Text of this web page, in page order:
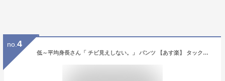
no. 4
低～平均身長さん「 チビ見えしない。」 パンツ 【あす楽】 タックパンツ レディース タック ワイドパンツ ワイド ロング ボトム 低身長 体型カバー ボトムス ストレート ズボン ハイウエスト ストレッチ レディースパンツ ゴム 長 ズボン きれいめ 冬 秋 HUG.U